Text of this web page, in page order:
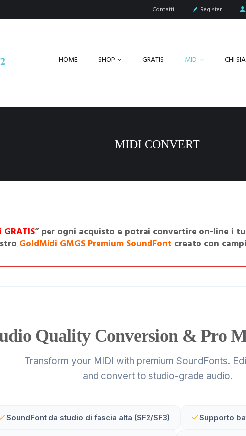
Contatti Register
HOME SHOP GRATIS MIDI CHI
MIDI CONVERT
” per ogni acquisto e potrai convertire on-line i
GoldMidi GMGS Premium SoundFont creato con
Quality Conversion & Pro
Transform your MIDI with premium SoundFonts.
and convert to studio-grade audio.
SoundFont da studio di fascia alta (SF2/SF3) Supporto